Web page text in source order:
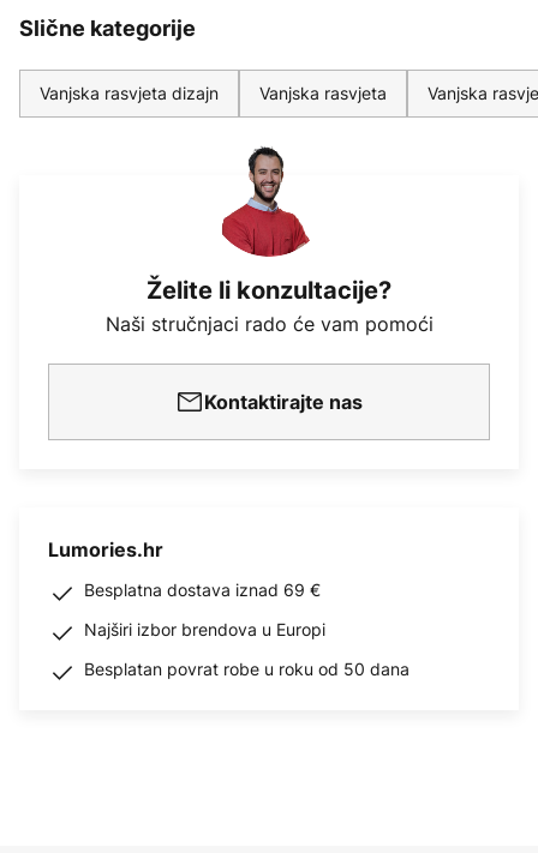
Slične kategorije
Vanjska rasvjeta dizajn Vanjska rasvjeta Vanjska
Želite li konzultacije?
Naši stručnjaci rado će vam pomoći
Kontaktirajte nas
Lumories.hr
Besplatna dostava iznad 69 €
Najširi izbor brendova u Europi
Besplatan povrat robe u roku od 50 dana